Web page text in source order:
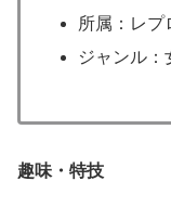
所属：レプ
ジャンル：
趣味・特技